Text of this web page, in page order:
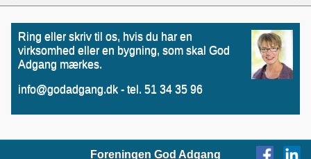
Ring eller skriv til os, hvis du har en
virksomhed eller en bygning, som skal God
Adgang mærkes.
info@godadgang.dk - tel. 51 34 35 96
Foreningen God Adgang